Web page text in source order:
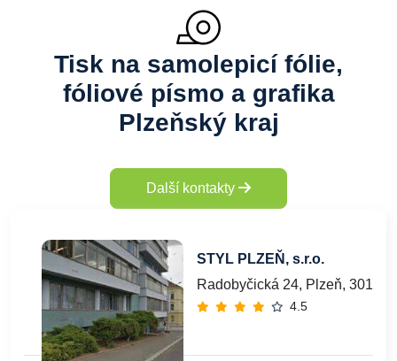
Tisk na samolepicí fólie,
fóliové písmo a grafika
Plzeňský kraj
Další kontakty
STYL PLZEŇ, s.r.o.
Radobyčická 24, Plzeň, 30100
4.5